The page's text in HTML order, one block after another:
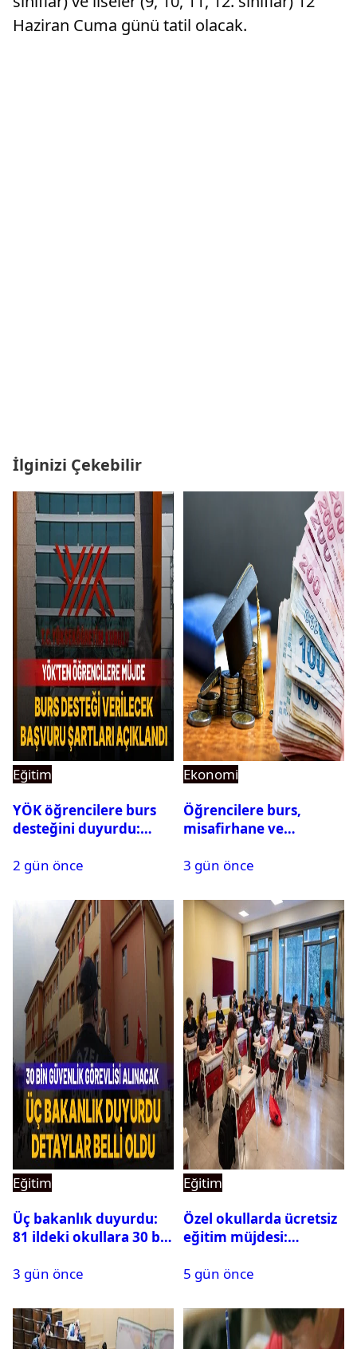
Haziran Cuma günü tatil olacak.
İlginizi Çekebilir
Eğitim
YÖK öğrencilere burs
desteğini duyurdu:
açıklandı
2 gün önce
Ekonomi
Öğrencilere burs,
misafirhane ve
Başvurular başladı
3 gün önce
Eğitim
Üç bakanlık duyurdu:
81 ildeki okullara 30 bin
alınacak
3 gün önce
Eğitim
Özel okullarda ücretsiz
eğitim müjdesi:
başladı
5 gün önce